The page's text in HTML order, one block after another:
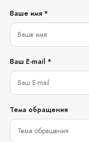
Ваше имя *
Ваш E-mail *
Тема обращения